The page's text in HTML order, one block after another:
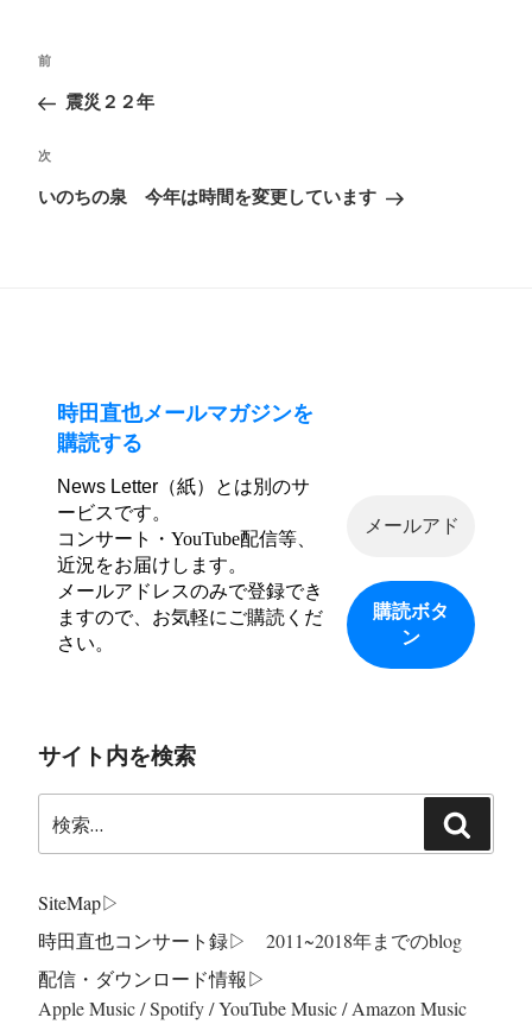
投
ナ
ビ
ー
前
の
稿
前
震災２２年
次
の
次
いのちの泉 今年は時間を変更しています
時田直也メールマガジンを
購読する
News Letter（紙）とは別のサ
ービスです。
コンサート・YouTube配信等、
近況をお届けします。
メールアドレスのみで登録でき
ますので、お気軽にご購読くだ
さい。
サイト内を検索
索:
索
SiteMap▷
時田直也コンサート録▷ 2011~2018年までのblog
配信・ダウンロード情報▷
Apple Music / Spotify / YouTube Music / Amazon Music